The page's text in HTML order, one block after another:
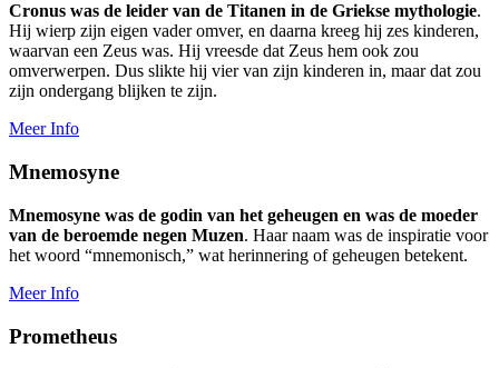
Cronus was de leider van de Titanen in de Griekse mythologie.
Hij wierp zijn eigen vader omver, en daarna kreeg hij zes kinderen,
waarvan een Zeus was. Hij vreesde dat Zeus hem ook zou
omverwerpen. Dus slikte hij vier van zijn kinderen in, maar dat zou
zijn ondergang blijken te zijn.
Meer Info
Mnemosyne
Mnemosyne was de godin van het geheugen en was de moeder
van de beroemde negen Muzen. Haar naam was de inspiratie voor
het woord “mnemonisch,” wat herinnering of geheugen betekent.
Meer Info
Prometheus